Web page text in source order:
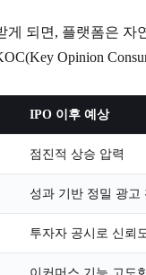
되면, 플랫폼은
Opinion
IPO 이후 예상
점진적 상승 압력
성과 기반 정밀 광고
투자자 공시로 신뢰
이커머스 기능 고도